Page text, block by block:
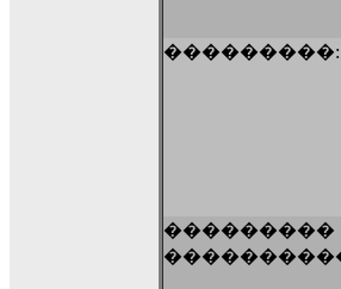
������� ����
���������:
���������